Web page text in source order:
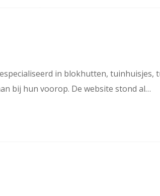
in blokhutten,
bij hun voorop. De website stond al…